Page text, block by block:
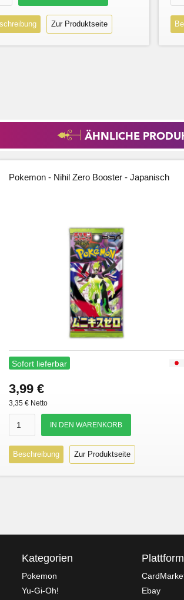
Zur Produktseite
ÄHNLICHE
Pokemon - Nihil Zero Booster - Japanisch
Sofort lieferbar
3,99 €
3,35 € Netto
Beschreibung Zur Produktseite
Kategorien
Pokemon
Yu-Gi-Oh!
Ebay